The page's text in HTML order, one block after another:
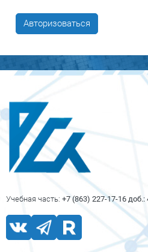
Авторизоваться
Учебная часть: +7 (863) 227-17-16 доб.: